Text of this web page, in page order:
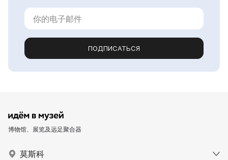
ПОДПИСАТЬСЯ
博物馆、展览及远足聚合器
莫斯科